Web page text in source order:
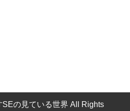
の見ている世界 All Rights